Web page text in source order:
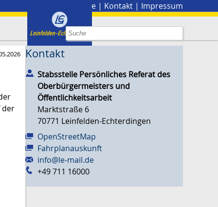
Presse | Kontakt | Impressum
der
Kontakt
Stabsstelle Persönliches Referat des
Oberbürgermeisters und
Öffentlichkeitsarbeit
Marktstraße 6
70771 Leinfelden-Echterdingen
OpenStreetMap
Fahrplanauskunft
info@le-mail.de
+49 711 16000